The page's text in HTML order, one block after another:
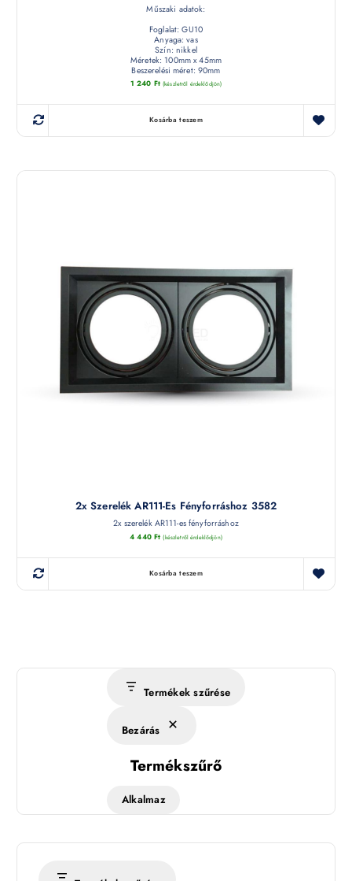
Műszaki adatok:
Foglalat: GU10
Anyaga: vas
Szín: nikkel
Méretek: 100mm x 45mm
Beszerelési méret: 90mm
1 240 Ft (készletről érdeklődjön)
Kosárba teszem
2x Szerelék AR111-Es Fényforráshoz 3582
2x szerelék AR111-es fényforráshoz
4 440 Ft (készletről érdeklődjön)
Kosárba teszem
Termékek szűrése
Bezárás
Termékszűrő
Alkalmaz